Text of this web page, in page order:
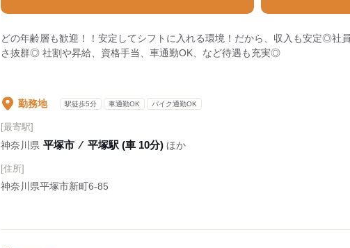
どの年齢層も歓迎！！安定してシフトに入れる環境！だから、収入も安定◎社
さ抜群◎ 社割や昇給、資格手当、車通勤OK、など待遇も充実◎
勤務地 駅徒歩5分 車通勤OK バイク通勤OK
[最寄駅]
神奈川県 平塚市 ⁄ 平塚駅 (車 10分) ほか
[住所]
神奈川県平塚市新町6-85